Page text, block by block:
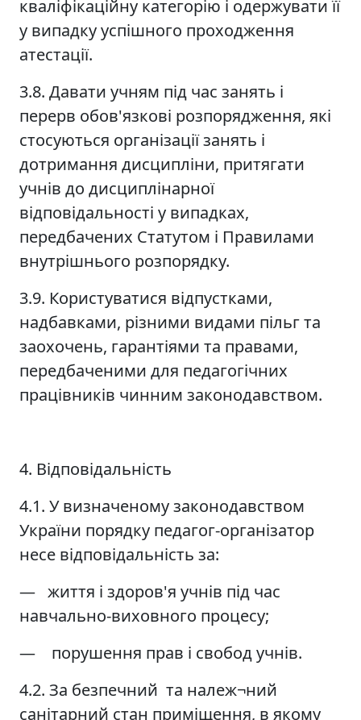
кваліфікаційну категорію і одержувати її
у випадку успішного проходження
атестації.
3.8. Давати учням під час занять і
перерв обов'язкові розпорядження, які
стосуються організації занять і
дотримання дисципліни, притягати
учнів до дисциплінарної
відповідальності у випадках,
передбачених Статутом і Правилами
внутрішнього розпорядку.
3.9. Користуватися відпустками,
надбавками, різними видами пільг та
заохочень, гарантіями та правами,
передбаченими для педагогічних
працівників чинним законодавством.
4. Відповідальність
4.1. У визначеному законодавством
України порядку педагог-організатор
несе відповідальність за:
— життя і здоров'я учнів під час
навчально-виховного процесу;
— порушення прав і свобод учнів.
4.2. За безпечний та належ¬ний
санітарний стан приміщення, в якому